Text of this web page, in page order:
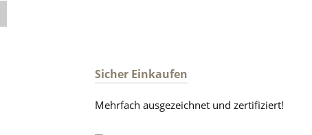
Sicher Einkaufen
Mehrfach ausgezeichnet und zertifiziert!